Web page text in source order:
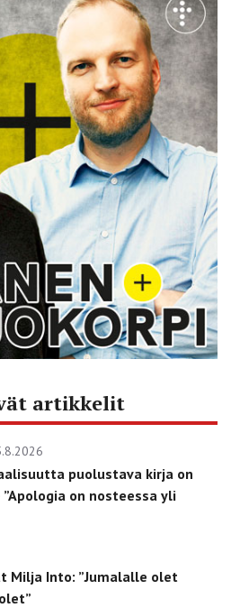
artikkelit
puolustava kirja on
on nosteessa yli
Milja Into: ”Jumalalle olet